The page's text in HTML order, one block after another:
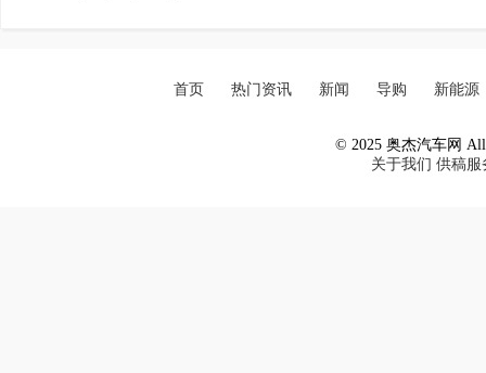
首页 热门资讯 新闻 导购 新能源
© 2025 奥杰汽车网 All
关于我们 供稿服